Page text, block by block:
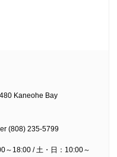
Kaneohe Bay
(808) 235-5799
～18:00 / 土・日：10:00～